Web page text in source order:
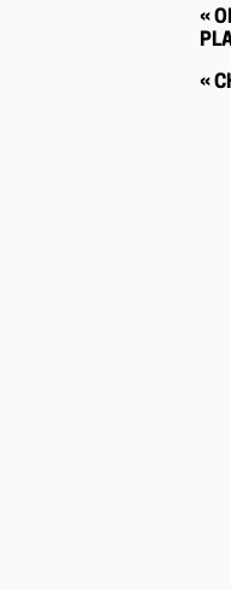
«
«